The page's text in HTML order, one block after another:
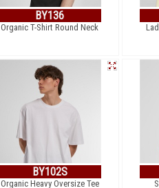
BY136
Organic T-Shirt Round Neck
BY102S
Organic Heavy Oversize Tee